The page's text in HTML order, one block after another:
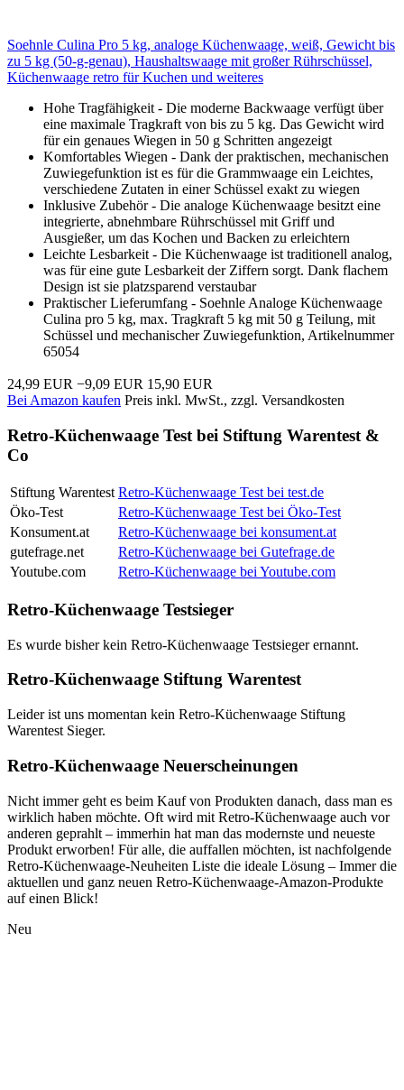
Soehnle Culina Pro 5 kg, analoge Küchenwaage, weiß, Gewicht bis
zu 5 kg (50-g-genau), Haushaltswaage mit großer Rührschüssel,
Küchenwaage retro für Kuchen und weiteres
Hohe Tragfähigkeit - Die moderne Backwaage verfügt über
eine maximale Tragkraft von bis zu 5 kg. Das Gewicht wird
für ein genaues Wiegen in 50 g Schritten angezeigt
Komfortables Wiegen - Dank der praktischen, mechanischen
Zuwiegefunktion ist es für die Grammwaage ein Leichtes,
verschiedene Zutaten in einer Schüssel exakt zu wiegen
Inklusive Zubehör - Die analoge Küchenwaage besitzt eine
integrierte, abnehmbare Rührschüssel mit Griff und
Ausgießer, um das Kochen und Backen zu erleichtern
Leichte Lesbarkeit - Die Küchenwaage ist traditionell analog,
was für eine gute Lesbarkeit der Ziffern sorgt. Dank flachem
Design ist sie platzsparend verstaubar
Praktischer Lieferumfang - Soehnle Analoge Küchenwaage
Culina pro 5 kg, max. Tragkraft 5 kg mit 50 g Teilung, mit
Schüssel und mechanischer Zuwiegefunktion, Artikelnummer
65054
24,99 EUR −9,09 EUR 15,90 EUR
Bei Amazon kaufen Preis inkl. MwSt., zzgl. Versandkosten
Retro-Küchenwaage Test bei Stiftung Warentest &
Co
Stiftung Warentest Retro-Küchenwaage Test bei test.de
Öko-Test
Retro-Küchenwaage Test bei Öko-Test
Konsument.at
Retro-Küchenwaage bei konsument.at
gutefrage.net
Retro-Küchenwaage bei Gutefrage.de
Youtube.com
Retro-Küchenwaage bei Youtube.com
Retro-Küchenwaage Testsieger
Es wurde bisher kein Retro-Küchenwaage Testsieger ernannt.
Retro-Küchenwaage Stiftung Warentest
Leider ist uns momentan kein Retro-Küchenwaage Stiftung
Warentest Sieger.
Retro-Küchenwaage Neuerscheinungen
Nicht immer geht es beim Kauf von Produkten danach, dass man es
wirklich haben möchte. Oft wird mit Retro-Küchenwaage auch vor
anderen geprahlt – immerhin hat man das modernste und neueste
Produkt erworben! Für alle, die auffallen möchten, ist nachfolgende
Retro-Küchenwaage-Neuheiten Liste die ideale Lösung – Immer die
aktuellen und ganz neuen Retro-Küchenwaage-Amazon-Produkte
auf einen Blick!
Neu